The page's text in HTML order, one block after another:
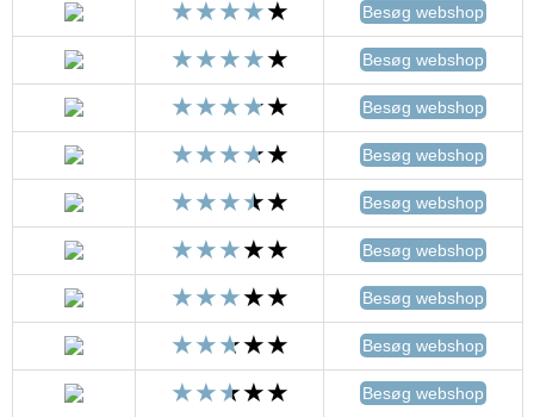
Besøg webshop
Besøg webshop
Besøg webshop
Besøg webshop
Besøg webshop
Besøg webshop
Besøg webshop
Besøg webshop
Besøg webshop